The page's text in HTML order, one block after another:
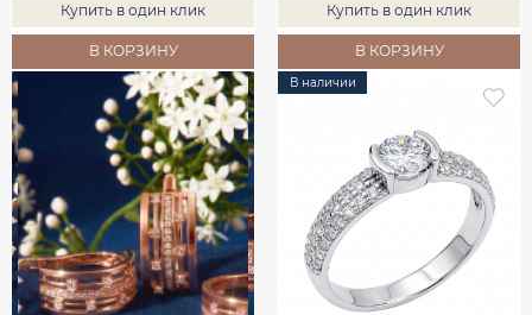
Купить в один клик
В КОРЗИНУ
Купить в один клик
В КОРЗИНУ
В наличии